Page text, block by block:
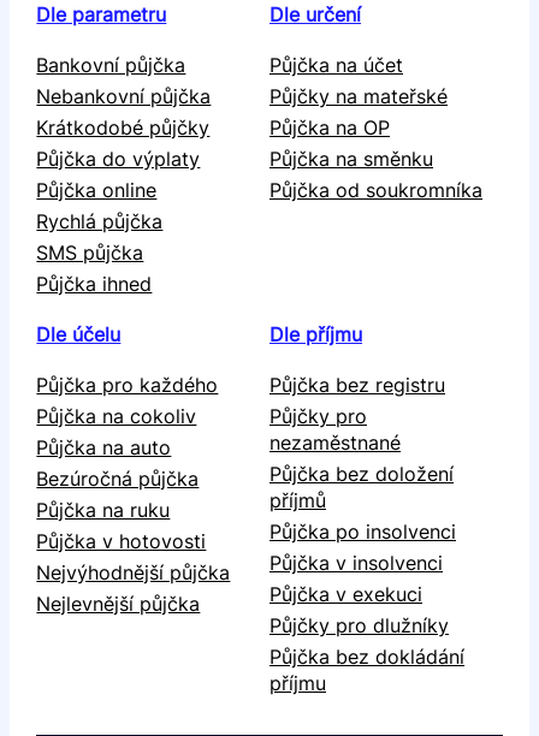
Dle parametru
Bankovní půjčka
Nebankovní půjčka
Krátkodobé půjčky
Půjčka do výplaty
Půjčka online
Rychlá půjčka
SMS půjčka
Půjčka ihned
Dle určení
Půjčka na účet
Půjčky na mateřské
Půjčka na OP
Půjčka na směnku
Půjčka od soukromníka
Dle účelu
Půjčka pro každého
Půjčka na cokoliv
Půjčka na auto
Bezúročná půjčka
Půjčka na ruku
Půjčka v hotovosti
Nejvýhodnější půjčka
Nejlevnější půjčka
Dle příjmu
Půjčka bez registru
Půjčky pro
nezaměstnané
Půjčka bez doložení
příjmů
Půjčka po insolvenci
Půjčka v insolvenci
Půjčka v exekuci
Půjčky pro dlužníky
Půjčka bez dokládání
příjmu